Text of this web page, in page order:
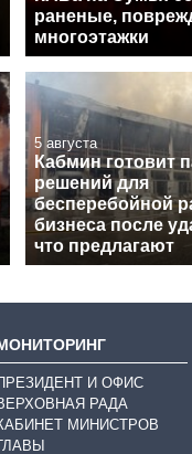
раненые,
многоэтажки
5 августа
Кабмин готовит
решений для
бесперебойной
бизнеса после
что предлагают
И ОФИС
РАДА
МИНИСТРОВ